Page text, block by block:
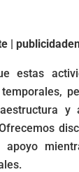
|
estas
y
apoyo